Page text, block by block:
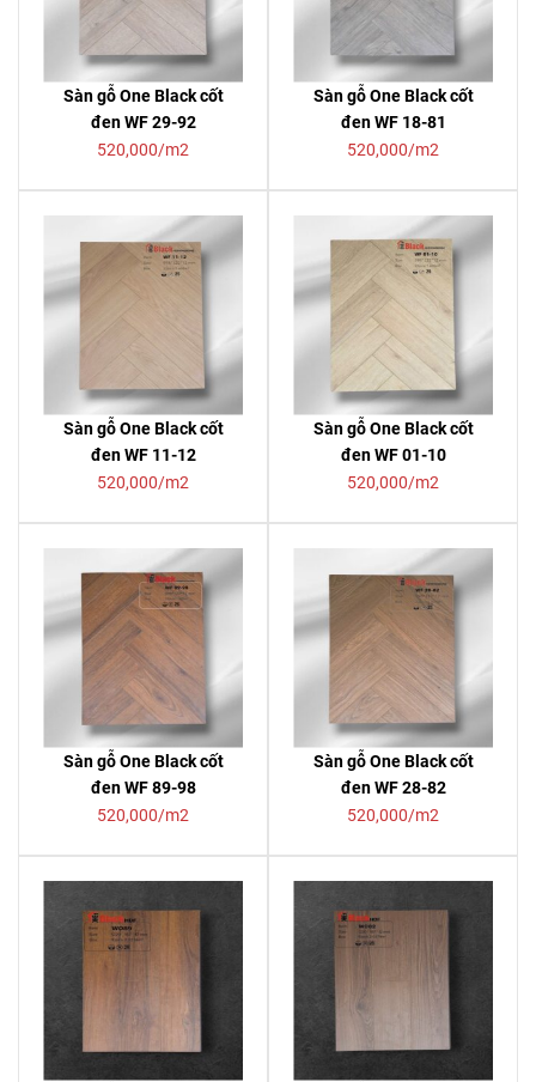
Sàn gỗ One Black cốt
đen WF 29-92
520,000/m2
Sàn gỗ One Black cốt
đen WF 18-81
520,000/m2
Sàn gỗ One Black cốt
đen WF 11-12
520,000/m2
Sàn gỗ One Black cốt
đen WF 01-10
520,000/m2
Sàn gỗ One Black cốt
đen WF 89-98
520,000/m2
Sàn gỗ One Black cốt
đen WF 28-82
520,000/m2